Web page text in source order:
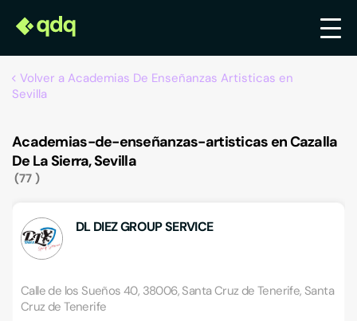
Volver a Academias De Enseñanzas Artisticas en
Sevilla
Academias-de-enseñanzas-artisticas en Cazalla
De La Sierra, Sevilla
77
DL DIEZ GROUP SERVICE
Calle de los Sueños 40, 38006, Santa Cruz de Tenerife, Santa
Cruz de Tenerife